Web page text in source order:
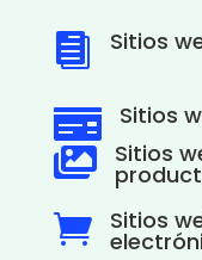
 Sitios
 Sitios
 Sitios
 Sitios